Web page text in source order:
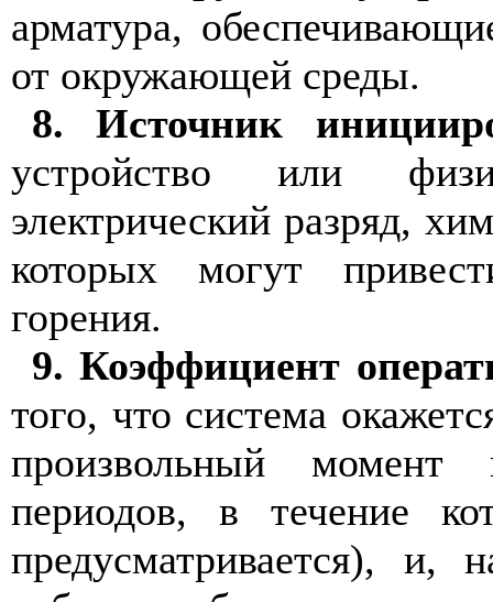
арматура,
от окружающей среды.
8. Источник
устройство или
электрический разряд,
которых могут
горения.
9. Коэффициент
того, что система
произвольный момент
периодов, в течение
предусматривается), и,